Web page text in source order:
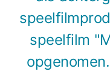
speelfilm